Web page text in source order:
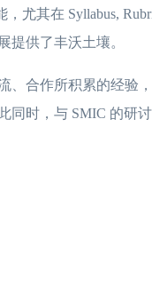
尤其在 Syllabus,
提供了丰沃土壤。
、合作所积累的经
时，与 SMIC 的研